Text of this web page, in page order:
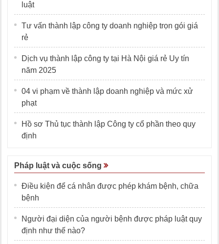
luật
Tư vấn thành lập công ty doanh nghiệp trọn gói giá
rẻ
Dịch vụ thành lập công ty tại Hà Nội giá rẻ Uy tín
năm 2025
04 vi phạm về thành lập doanh nghiệp và mức xử
phạt
Hồ sơ Thủ tục thành lập Công ty cổ phần theo quy
định
Pháp luật và cuộc sống
Điều kiện để cá nhân được phép khám bệnh, chữa
bệnh
Người đại diện của người bệnh được pháp luật quy
định như thế nào?